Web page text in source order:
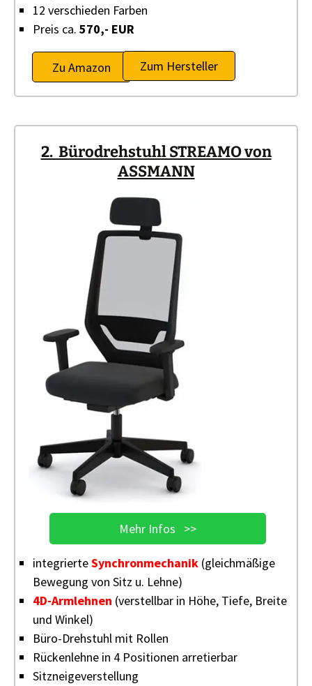
12 verschieden Farben
Preis ca. 570,- EUR
Zu Amazon Zum Hersteller
2. Bürodrehstuhl STREAMO von
ASSMANN
Mehr Infos >>
integrierteSynchronmechanik (gleichmäßige
Bewegung von Sitz u. Lehne)
4D-Armlehnen (verstellbar in Höhe, Tiefe, Breite
und Winkel)
Büro-Drehstuhl mit Rollen
Rückenlehne in 4 Positionen arretierbar
Sitzneigeverstellung